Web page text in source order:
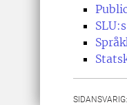
SIDANSVARIG: